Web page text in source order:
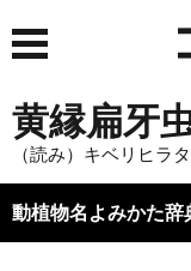
黄縁扁牙
（読み）キベリヒラ
動植物名よみかた